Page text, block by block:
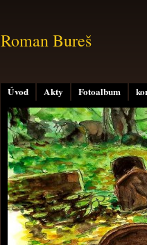
Úvod Akty Fotoalbum
Roman Bureš